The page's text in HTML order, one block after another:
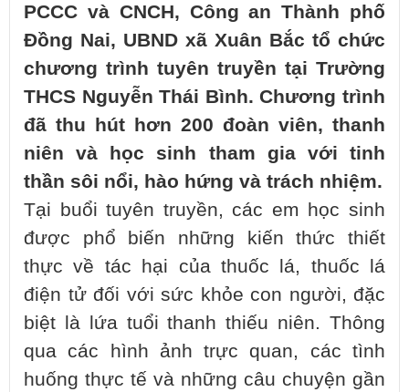
PCCC và CNCH, Công an Thành phố
Đồng Nai, UBND xã Xuân Bắc tổ chức
chương trình tuyên truyền tại Trường
THCS Nguyễn Thái Bình. Chương trình
đã thu hút hơn 200 đoàn viên, thanh
niên và học sinh tham gia với tinh
thần sôi nổi, hào hứng và trách nhiệm.
Tại buổi tuyên truyền, các em học sinh
được phổ biến những kiến thức thiết
thực về tác hại của thuốc lá, thuốc lá
điện tử đối với sức khỏe con người, đặc
biệt là lứa tuổi thanh thiếu niên. Thông
qua các hình ảnh trực quan, các tình
huống thực tế và những câu chuyện gần